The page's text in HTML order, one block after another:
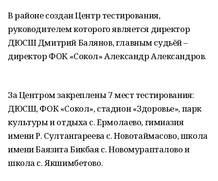
В районе создан Центр тестирования,
руководителем которого является директор
ДЮСШ Дмитрий Балянов, главным судьёй –
директор ФОК «Сокол» Александр Александров.
За Центром закреплены 7 мест тестирования:
ДЮСШ, ФОК «Сокол», стадион «Здоровье», парк
культуры и отдыха с. Ермолаево, гимназия
имени Р. Султангареева с. Новотаймасово, школа
имени Баязита Бикбая с. Новомурапталово и
школа с. Якшимбетово.